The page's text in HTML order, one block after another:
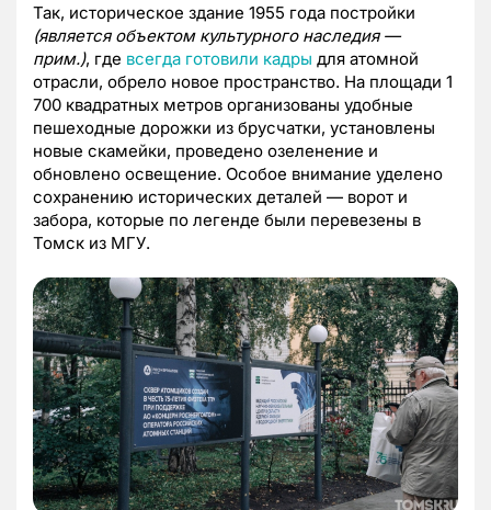
Так, историческое здание 1955 года постройки
(является объектом культурного наследия —
прим.), где всегда готовили кадры для атомной
отрасли, обрело новое пространство. На площади 1
700 квадратных метров организованы удобные
пешеходные дорожки из брусчатки, установлены
новые скамейки, проведено озеленение и
обновлено освещение. Особое внимание уделено
сохранению исторических деталей — ворот и
забора, которые по легенде были перевезены в
Томск из МГУ.